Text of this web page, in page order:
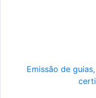
Emissão de